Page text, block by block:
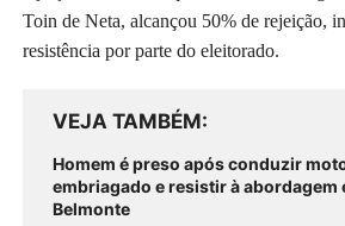
Toin de Neta, alcançou 50% de rejeição,
resistência por parte do eleitorado.
VEJA TAMBÉM
Homem é preso após conduzir
embriagado e resistir à abordagem
Belmonte